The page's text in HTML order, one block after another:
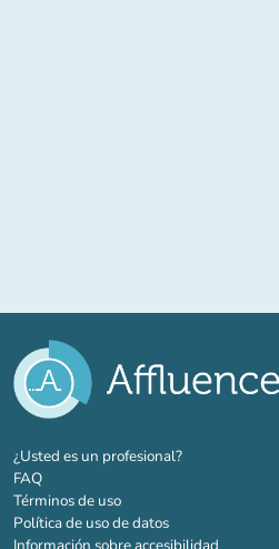
¿Usted es un profesional?(nueva pestaña)
FAQ
Términos de uso
Política de uso de datos